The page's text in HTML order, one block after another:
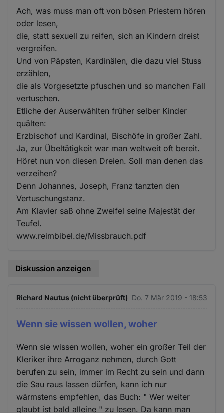
Ach, was muss man oft von bösen Priestern hören
oder lesen,
die, statt sexuell zu reifen, sich an Kindern dreist
vergreifen.
Und von Päpsten, Kardinälen, die dazu viel Stuss
erzählen,
die als Vorgesetzte pfuschen und so manchen Fall
vertuschen.
Etliche der Auserwählten früher selber Kinder
quälten:
Erzbischof und Kardinal, Bischöfe in großer Zahl.
Ja, zur Übeltätigkeit war man weltweit oft bereit.
Höret nun von diesen Dreien. Soll man denen das
verzeihen?
Denn Johannes, Joseph, Franz tanzten den
Vertuschungstanz.
Am Klavier saß ohne Zweifel seine Majestät der
Teufel.
www.reimbibel.de/Missbrauch.pdf
Diskussion anzeigen
Richard Nautus (nicht überprüft) Do. 7 Mär 2019 - 18:53
Wenn sie wissen wollen, woher
Wenn sie wissen wollen, woher ein großer Teil der
Kleriker ihre Arroganz nehmen, durch Gott
berufen zu sein, immer im Recht zu sein und dann
die Sau raus lassen dürfen, kann ich nur
wärmstens empfehlen, das Buch: " Wer weiter
glaubt ist bald alleine " zu lesen. Da kann man